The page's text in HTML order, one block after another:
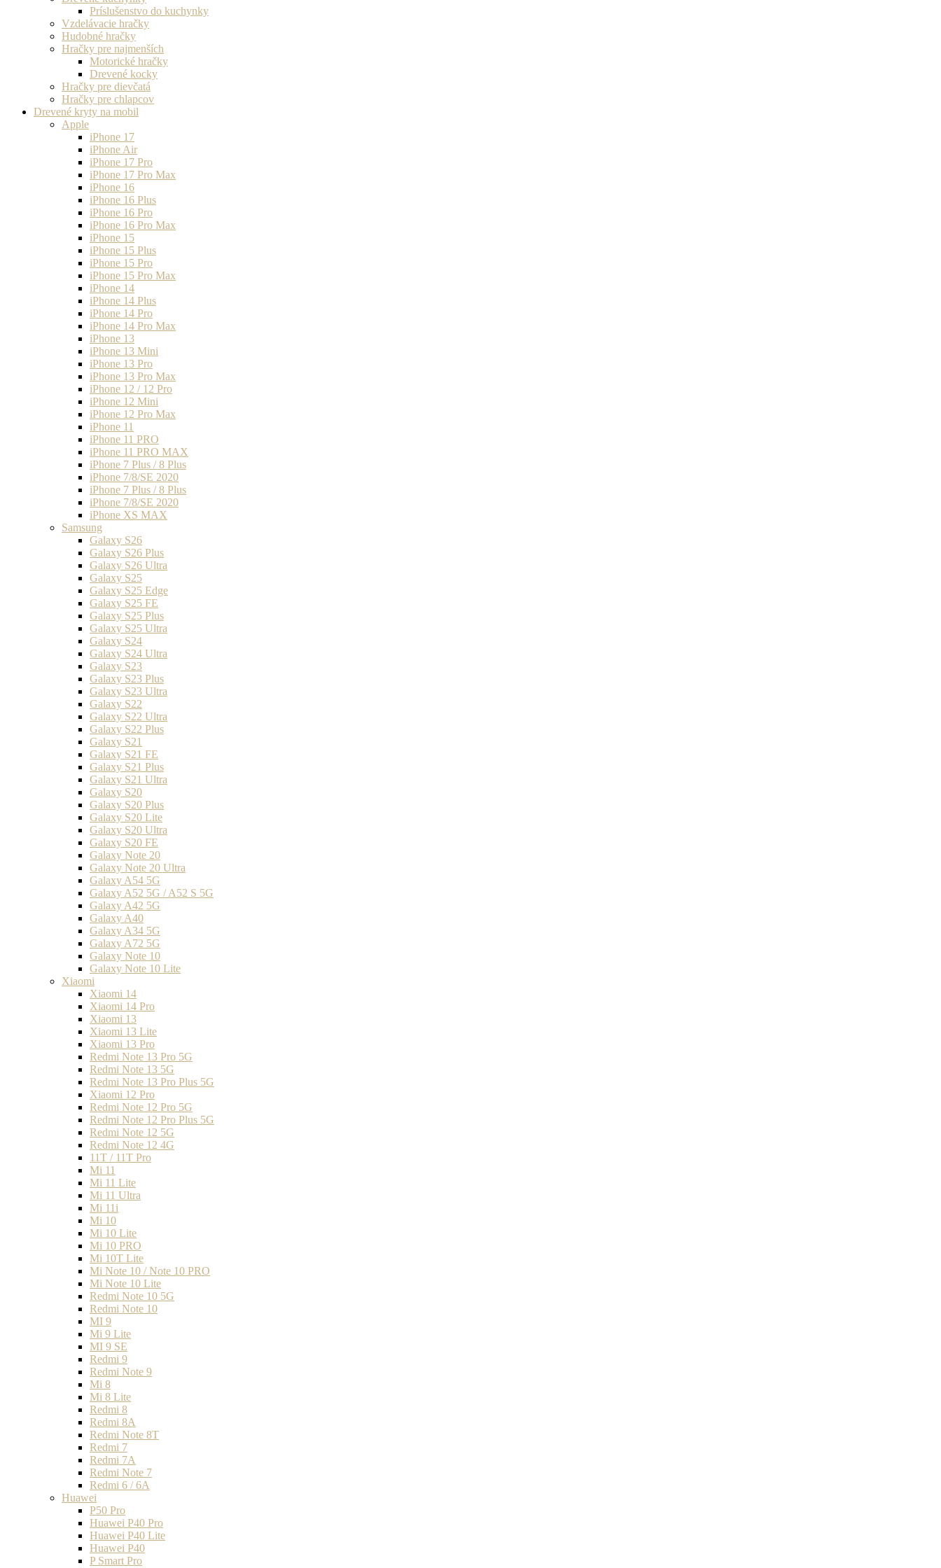
Príslušenstvo do kuchynky
Vzdelávacie hračky
Hudobné hračky
Hračky pre najmenších
Motorické hračky
Drevené kocky
Hračky pre dievčatá
Hračky pre chlapcov
Drevené kryty na mobil
Apple
iPhone 17
iPhone Air
iPhone 17 Pro
iPhone 17 Pro Max
iPhone 16
iPhone 16 Plus
iPhone 16 Pro
iPhone 16 Pro Max
iPhone 15
iPhone 15 Plus
iPhone 15 Pro
iPhone 15 Pro Max
iPhone 14
iPhone 14 Plus
iPhone 14 Pro
iPhone 14 Pro Max
iPhone 13
iPhone 13 Mini
iPhone 13 Pro
iPhone 13 Pro Max
iPhone 12 / 12 Pro
iPhone 12 Mini
iPhone 12 Pro Max
iPhone 11
iPhone 11 PRO
iPhone 11 PRO MAX
iPhone 7 Plus / 8 Plus
iPhone 7/8/SE 2020
iPhone 7 Plus / 8 Plus
iPhone 7/8/SE 2020
iPhone XS MAX
Samsung
Galaxy S26
Galaxy S26 Plus
Galaxy S26 Ultra
Galaxy S25
Galaxy S25 Edge
Galaxy S25 FE
Galaxy S25 Plus
Galaxy S25 Ultra
Galaxy S24
Galaxy S24 Ultra
Galaxy S23
Galaxy S23 Plus
Galaxy S23 Ultra
Galaxy S22
Galaxy S22 Ultra
Galaxy S22 Plus
Galaxy S21
Galaxy S21 FE
Galaxy S21 Plus
Galaxy S21 Ultra
Galaxy S20
Galaxy S20 Plus
Galaxy S20 Lite
Galaxy S20 Ultra
Galaxy S20 FE
Galaxy Note 20
Galaxy Note 20 Ultra
Galaxy A54 5G
Galaxy A52 5G / A52 S 5G
Galaxy A42 5G
Galaxy A40
Galaxy A34 5G
Galaxy A72 5G
Galaxy Note 10
Galaxy Note 10 Lite
Xiaomi
Xiaomi 14
Xiaomi 14 Pro
Xiaomi 13
Xiaomi 13 Lite
Xiaomi 13 Pro
Redmi Note 13 Pro 5G
Redmi Note 13 5G
Redmi Note 13 Pro Plus 5G
Xiaomi 12 Pro
Redmi Note 12 Pro 5G
Redmi Note 12 Pro Plus 5G
Redmi Note 12 5G
Redmi Note 12 4G
11T / 11T Pro
Mi 11
Mi 11 Lite
Mi 11 Ultra
Mi 11i
Mi 10
Mi 10 Lite
Mi 10 PRO
Mi 10T Lite
Mi Note 10 / Note 10 PRO
Mi Note 10 Lite
Redmi Note 10 5G
Redmi Note 10
MI 9
Mi 9 Lite
MI 9 SE
Redmi 9
Redmi Note 9
Mi 8
Mi 8 Lite
Redmi 8
Redmi 8A
Redmi Note 8T
Redmi 7
Redmi 7A
Redmi Note 7
Redmi 6 / 6A
Huawei
P50 Pro
Huawei P40 Pro
Huawei P40 Lite
Huawei P40
P Smart Pro